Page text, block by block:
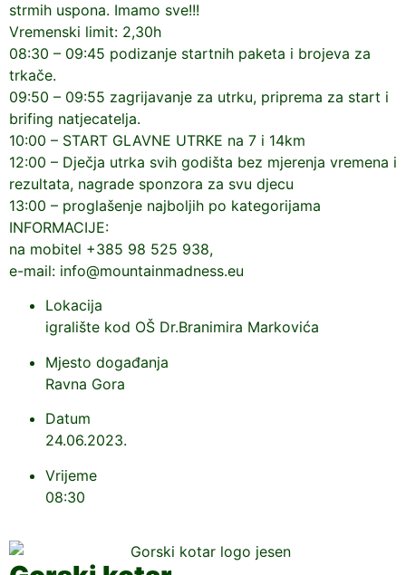
strmih uspona. Imamo sve!!!
Vremenski limit: 2,30h
08:30 – 09:45 podizanje startnih paketa i brojeva za
trkače.
09:50 – 09:55 zagrijavanje za utrku, priprema za start i
brifing natjecatelja.
10:00 – START GLAVNE UTRKE na 7 i 14km
12:00 – Dječja utrka svih godišta bez mjerenja vremena i
rezultata, nagrade sponzora za svu djecu
13:00 – proglašenje najboljih po kategorijama
INFORMACIJE:
na mobitel +385 98 525 938,
e-mail: info@mountainmadness.eu
Lokacija
igralište kod OŠ Dr.Branimira Markovića
Mjesto događanja
Ravna Gora
Datum
24.06.2023.
Vrijeme
08:30